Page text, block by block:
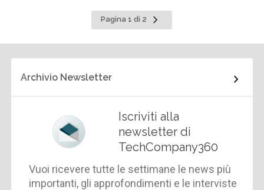
Pagina 1 di 2
Pagina
successiva
Archivio Newsletter
Iscriviti alla
newsletter di
TechCompany360
Vuoi ricevere tutte le settimane le news più
importanti, gli approfondimenti e le interviste